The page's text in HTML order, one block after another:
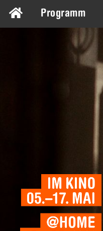
Programm